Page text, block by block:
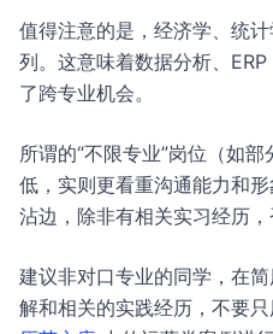
值得注意的是，经济学、统
列。这意味着数据分析、
了跨专业机会。
所谓的“不限专业”岗位（如
低，实则更看重沟通能力和
沾边，除非有相关实习经历，
建议非对口专业的同学，在
解和相关的实践经历，不要